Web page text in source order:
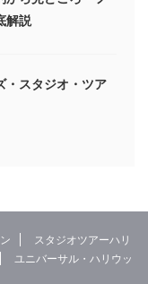
解説
・スタジオ・ツア
スタジオツアーハリ
ユニバーサル・ハリウッ